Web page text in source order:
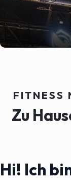
FITNESS
Zu
Hi! Ich